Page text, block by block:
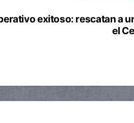
exitoso: rescatan a
el